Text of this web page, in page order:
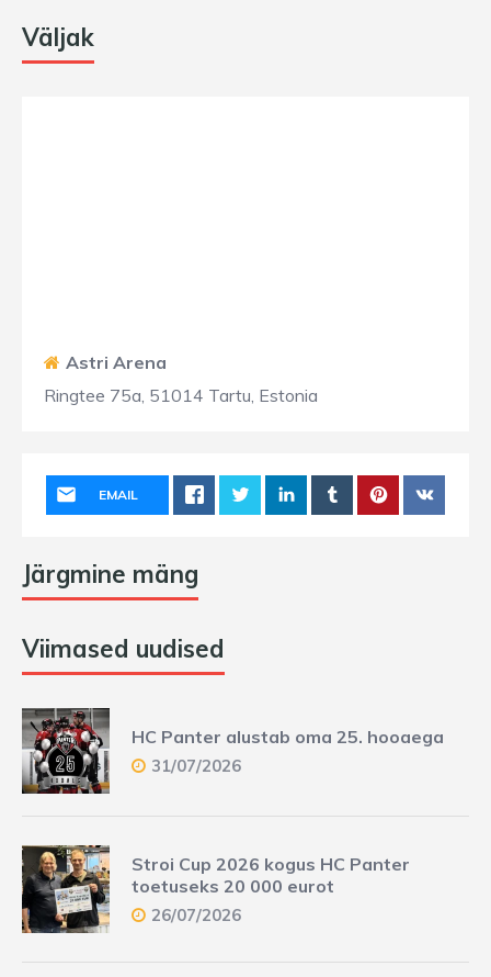
Väljak
Astri Arena
Ringtee 75a, 51014 Tartu, Estonia
EMAIL
Järgmine mäng
Viimased uudised
HC Panter alustab oma 25. hooaega
31/07/2026
Stroi Cup 2026 kogus HC Panter
toetuseks 20 000 eurot
26/07/2026